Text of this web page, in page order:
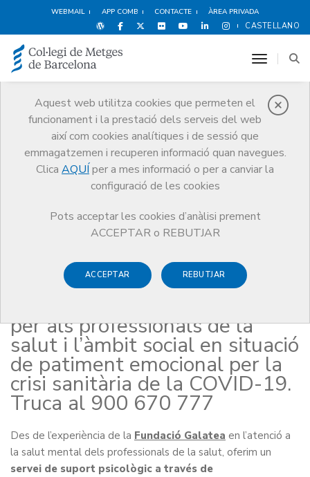
WEBMAIL APP COMB CONTACTE ÀREA PRIVADA
CASTELLANO
Aquest web utilitza cookies que permeten el
funcionament i la prestació dels serveis del web
així com cookies analítiques i de sessió que
emmagatzemen i recuperen informació quan navegues.
Clica AQUÍ per a mes informació o per a canviar la
configuració de les cookies
Pots acceptar les cookies d’anàlisi prement
ACCEPTAR o REBUTJAR
ACCEPTAR REBUTJAR
toggle
Notícies
Comunicació
Notícies
Servei de telesuport psicològic per als professionals de la salut i
l’àmbit social en situació de patiment emocional per la crisi sanitària de
la COVID-19. Truca al 900 670 777
18 DE MARÇ DE 2020
per als professionals de la
salut i l’àmbit social en situació
de patiment emocional per la
crisi sanitària de la COVID-19.
Truca al 900 670 777
Des de l’experiència de la Fundació Galatea en l’atenció a
la salut mental dels professionals de la salut, oferim un
servei de suport psicològic a través de